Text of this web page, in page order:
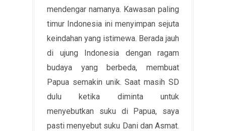
mendengar namanya. Kawasan paling
timur Indonesia ini menyimpan sejuta
keindahan yang istimewa. Berada jauh
di ujung Indonesia dengan ragam
budaya yang berbeda, membuat
Papua semakin unik. Saat masih SD
dulu ketika diminta untuk
menyebutkan suku di Papua, saya
pasti menyebut suku Dani dan Asmat.